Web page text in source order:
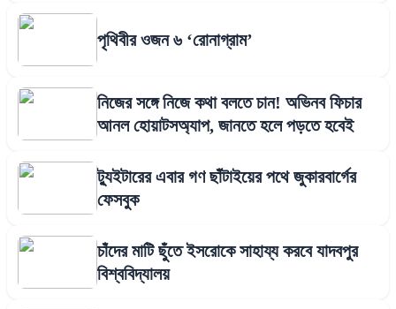
পৃথিবীর ওজন ৬ ‘রোনাগ্রাম’
নিজের সঙ্গে নিজে কথা বলতে চান! অভিনব ফিচার
আনল হোয়াটসঅ্যাপ, জানতে হলে পড়তে হবেই
ট্যুইটারের এবার গণ ছাঁটাইয়ের পথে জুকারবার্গের
ফেসবুক
চাঁদের মাটি ছুঁতে ইসরোকে সাহায্য করবে যাদবপুর
বিশ্ববিদ্যালয়